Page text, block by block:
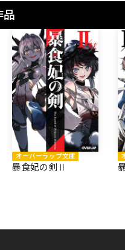
品
オーバーラップ文庫
暴食妃の剣Ⅱ